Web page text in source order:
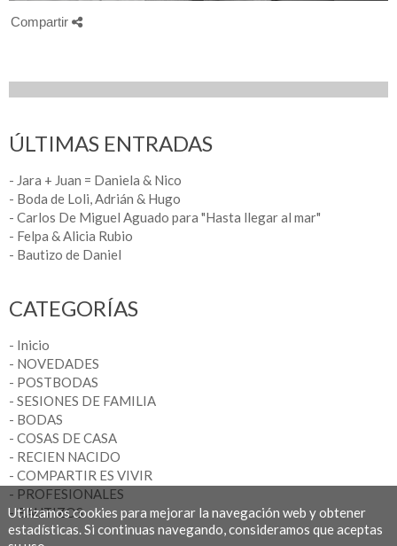
Compartir
ÚLTIMAS ENTRADAS
- Jara + Juan = Daniela & Nico
- Boda de Loli, Adrián & Hugo
- Carlos De Miguel Aguado para "Hasta llegar al mar"
- Felpa & Alicia Rubio
- Bautizo de Daniel
CATEGORÍAS
- Inicio
- NOVEDADES
- POSTBODAS
- SESIONES DE FAMILIA
- BODAS
- COSAS DE CASA
- RECIEN NACIDO
- COMPARTIR ES VIVIR
- PROFESIONALES
- BAUTIZOS
Utilizamos cookies para mejorar la navegación web y obtener
estadísticas. Si continuas navegando, consideramos que aceptas